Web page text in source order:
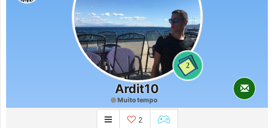
2
Ardit10
Muito tempo
2